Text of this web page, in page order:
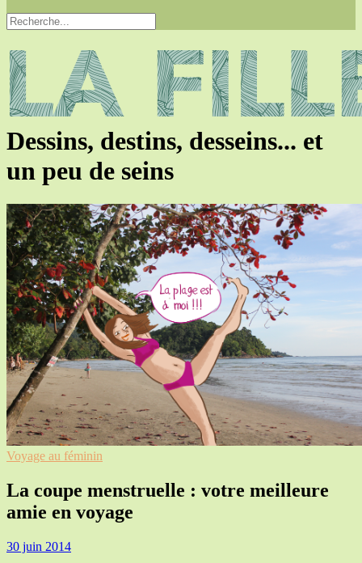
Dessins, destins, desseins... et
un peu de seins
Voyage au féminin
La coupe menstruelle : votre meilleure
amie en voyage
30 juin 2014